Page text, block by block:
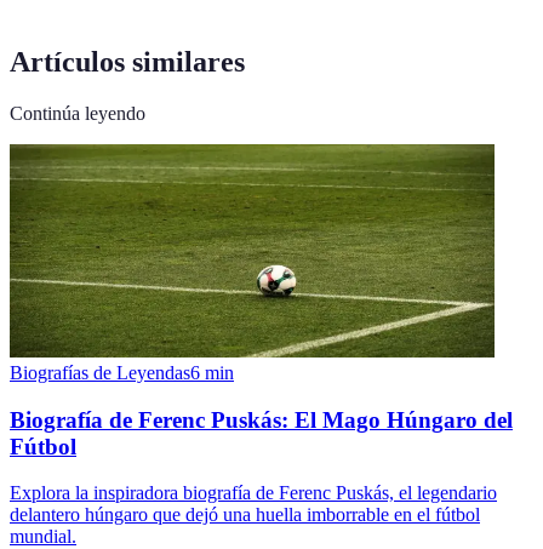
Artículos similares
Continúa leyendo
Biografías de Leyendas6 min
Biografía de Ferenc Puskás: El Mago Húngaro del
Fútbol
Explora la inspiradora biografía de Ferenc Puskás, el legendario
delantero húngaro que dejó una huella imborrable en el fútbol
mundial.